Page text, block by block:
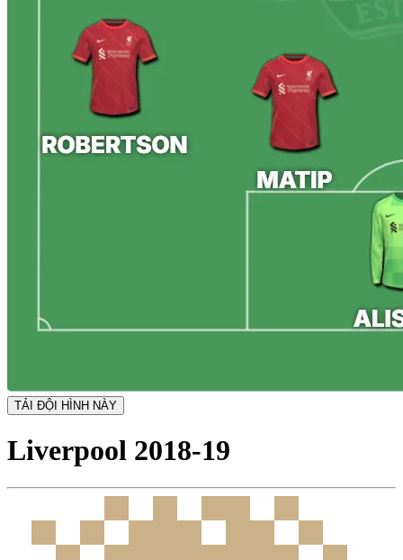
TẢI ĐỘI HÌNH NÀY
Liverpool 2018-19